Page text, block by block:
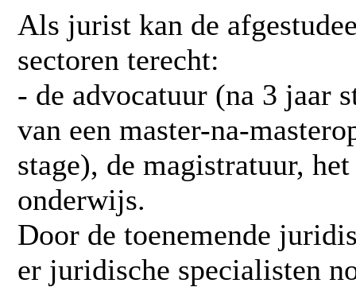
Als jurist kan de
sectoren terecht:
- de advocatuur (na 3 jaar
van een master-na-
stage), de magistratuur,
onderwijs.
Door de toenemende
er juridische specialisten